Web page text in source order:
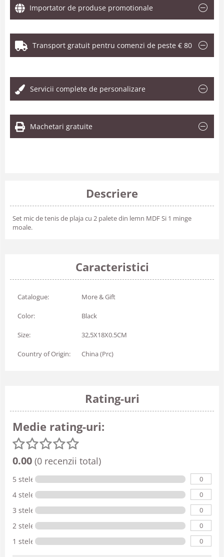
Importator de produse promotionale
Transport gratuit pentru comenzi de peste € 80
Servicii complete de personalizare
Machetari gratuite
Descriere
Set mic de tenis de plaja cu 2 palete din lemn MDF Si 1 minge
moale.
Caracteristici
Catalogue: More & Gift
Color: Black
Size: 32,5X18X0.5CM
Country of Origin: China (Prc)
Rating-uri
Medie rating-uri:
0.00 (0 recenzii total)
5 stele 0
4 stele 0
3 stele 0
2 stele 0
1 stele 0